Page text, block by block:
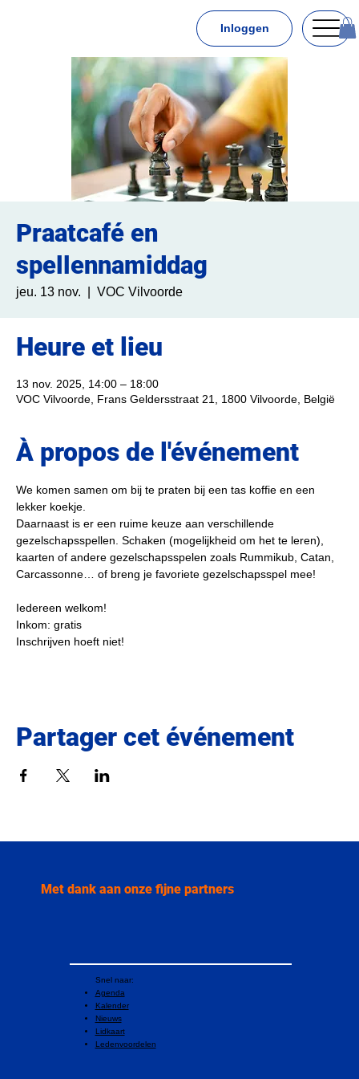
Inloggen
Praatcafé en
spellennamiddag
jeu. 13 nov. VOC Vilvoorde
Heure et lieu
13 nov. 2025, 14:00 – 18:00
VOC Vilvoorde, Frans Geldersstraat 21, 1800 Vilvoorde, België
À propos de l'événement
We komen samen om bij te praten bij een tas koffie en een
lekker koekje.
Daarnaast is er een ruime keuze aan verschillende
gezelschapsspellen. Schaken (mogelijkheid om het te leren),
kaarten of andere gezelschapsspelen zoals Rummikub, Catan,
Carcassonne… of breng je favoriete gezelschapsspel mee!
Iedereen welkom!
Inkom: gratis
Inschrijven hoeft niet!
Partager cet événement
Met dank aan onze fijne partners
Snel naar:
Agenda
Kalender
Nieuws
Lidkaart
Ledenvoordelen